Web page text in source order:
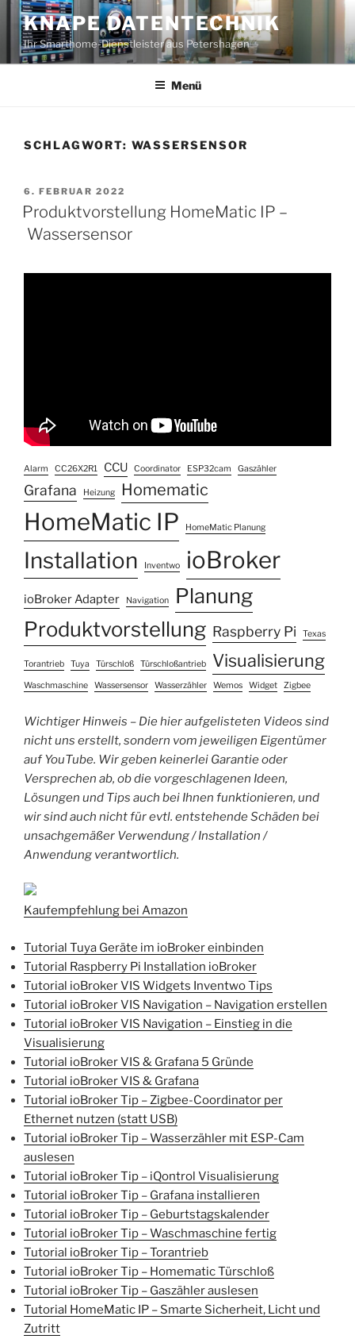
Zum
Inhalt
springen
KNAPE DATENTECHNIK
Ihr Smarthome-Dienstleister aus Petershagen
Menü
SCHLAGWORT: WASSERSENSOR
VERÖFFENTLICHT
AM
6. FEBRUAR 2022
Produktvorstellung HomeMatic IP –
Wassersensor
Alarm CC26X2R1 CCU Coordinator ESP32cam Gaszähler
Grafana Heizung Homematic
HomeMatic IP HomeMatic Planung
Installation Inventwo ioBroker
ioBroker Adapter Navigation
Planung
Produktvorstellung Raspberry Pi Texas
Torantrieb Tuya Türschloß Türschloßantrieb Visualisierung
Waschmaschine Wassersensor Wasserzähler Wemos Widget Zigbee
Wichtiger Hinweis – Die hier aufgelisteten Videos sind
nicht uns erstellt, sondern vom jeweiligen Eigentümer
auf YouTube. Wir geben keinerlei Garantie oder
Versprechen ab, ob die vorgeschlagenen Ideen,
Lösungen und Tips auch bei Ihnen funktionieren, und
wir sind auch nicht für evtl. entstehende Schäden bei
unsachgemäßer Verwendung / Installation /
Anwendung verantwortlich.
Kaufempfehlung bei Amazon
Tutorial Tuya Geräte im ioBroker einbinden
Tutorial Raspberry Pi Installation ioBroker
Tutorial ioBroker VIS Widgets Inventwo Tips
Tutorial ioBroker VIS Navigation – Navigation erstellen
Tutorial ioBroker VIS Navigation – Einstieg in die
Visualisierung
Tutorial ioBroker VIS & Grafana 5 Gründe
Tutorial ioBroker VIS & Grafana
Tutorial ioBroker Tip – Zigbee-Coordinator per
Ethernet nutzen (statt USB)
Tutorial ioBroker Tip – Wasserzähler mit ESP-Cam
auslesen
Tutorial ioBroker Tip – iQontrol Visualisierung
Tutorial ioBroker Tip – Grafana installieren
Tutorial ioBroker Tip – Geburtstagskalender
Tutorial ioBroker Tip – Waschmaschine fertig
Tutorial ioBroker Tip – Torantrieb
Tutorial ioBroker Tip – Homematic Türschloß
Tutorial ioBroker Tip – Gaszähler auslesen
Tutorial HomeMatic IP – Smarte Sicherheit, Licht und
Zutritt